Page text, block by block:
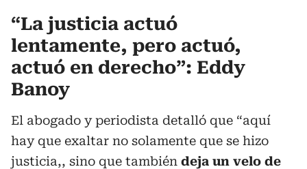
“La justicia actuó
lentamente, pero actuó,
actuó en derecho”: Eddy
Banoy
El abogado y periodista detalló que “aquí
hay que exaltar no solamente que se hizo
justicia,, sino que también deja un velo de